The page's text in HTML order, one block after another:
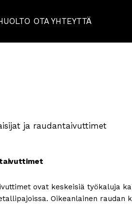
OTA YHTEYTTÄ
ja raudan­taivuttimet
ovat keskeisiä työkaluja
Oikeanlainen